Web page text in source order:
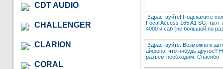
CDT AUDIO
CHALLENGER
CLARION
CORAL
Здраствуйте! Подскажите
Focal Access 165 A1 SG, тыл-
4000 и саб (не большой по
Здраствуйте. Возможно к
айфона, что нибудь другое?
разъем необходим. Спасибо